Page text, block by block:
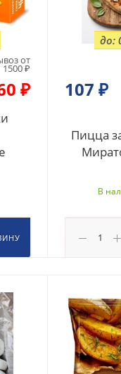
от
1500 ₽
₽ 107 ₽
Пицца
до:
В